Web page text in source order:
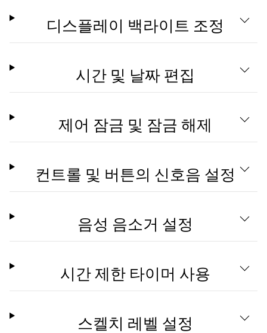
디스플레이 백라이트 조정
시간 및 날짜 편집
제어 잠금 및 잠금 해제
컨트롤 및 버튼의 신호음 설정
음성 음소거 설정
시간 제한 타이머 사용
스켈치 레벨 설정